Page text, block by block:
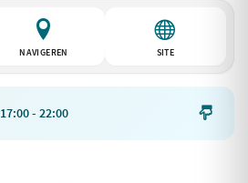
NAVIGEREN SITE
17:00 - 22:00 